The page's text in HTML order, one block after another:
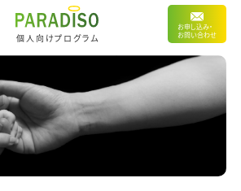
個人向けプログラム
お申し込み・
お問い合わせ